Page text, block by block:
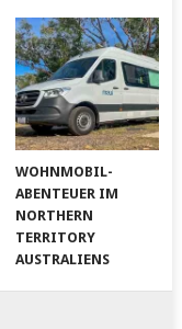
WOHNMOBIL-
ABENTEUER IM
NORTHERN
TERRITORY
AUSTRALIENS